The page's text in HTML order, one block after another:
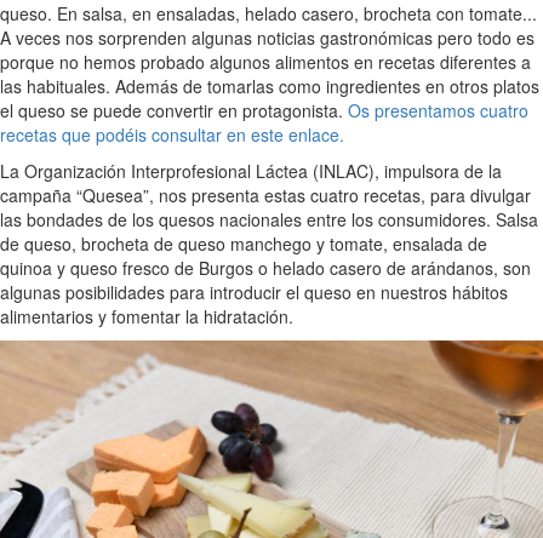
queso. En salsa, en ensaladas, helado casero, brocheta con tomate...
A veces nos sorprenden algunas noticias gastronómicas pero todo es
porque no hemos probado algunos alimentos en recetas diferentes a
las habituales. Además de tomarlas como ingredientes en otros platos
el queso se puede convertir en protagonista. Os presentamos cuatro
recetas que podéis consultar en este enlace.
La Organización Interprofesional Láctea (INLAC), impulsora de la
campaña “Quesea”, nos presenta estas cuatro recetas, para divulgar
las bondades de los quesos nacionales entre los consumidores. Salsa
de queso, brocheta de queso manchego y tomate, ensalada de
quinoa y queso fresco de Burgos o helado casero de arándanos, son
algunas posibilidades para introducir el queso en nuestros hábitos
alimentarios y fomentar la hidratación.